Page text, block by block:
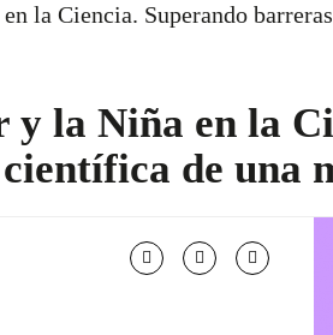
la Ciencia. Superando
la Niña en la
de una